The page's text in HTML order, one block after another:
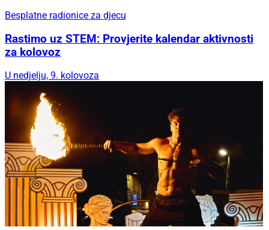
Besplatne radionice za djecu
Rastimo uz STEM: Provjerite kalendar aktivnosti
za kolovoz
U nedjelju, 9. kolovoza